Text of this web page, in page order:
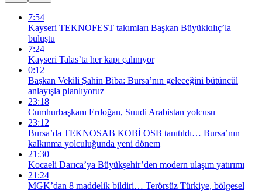
7:54
Kayseri TEKNOFEST takımları Başkan Büyükkılıç’la
buluştu
7:24
Kayseri Talas’ta her kapı çalınıyor
0:12
Başkan Vekili Şahin Biba: Bursa’nın geleceğini bütüncül
anlayışla planlıyoruz
23:18
Cumhurbaşkanı Erdoğan, Suudi Arabistan yolcusu
23:12
Bursa’da TEKNOSAB KOBİ OSB tanıtıldı… Bursa’nın
kalkınma yolculuğunda yeni dönem
21:30
Kocaeli Darıca’ya Büyükşehir’den modern ulaşım yatırımı
21:24
MGK’dan 8 maddelik bildiri… Terörsüz Türkiye, bölgesel